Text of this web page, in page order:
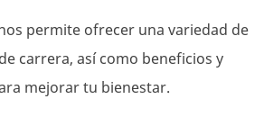
permite ofrecer una variedad de
carrera, así como beneficios y
mejorar tu bienestar.